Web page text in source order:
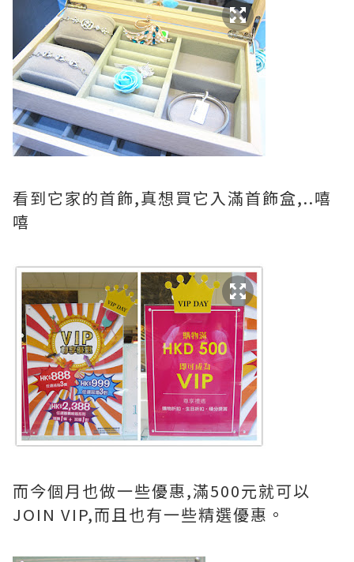
看到它家的首飾,真想買它入滿首飾盒,..嘻
嘻
而今個月也做一些優惠,滿500元就可以
JOIN VIP,而且也有一些精選優惠。